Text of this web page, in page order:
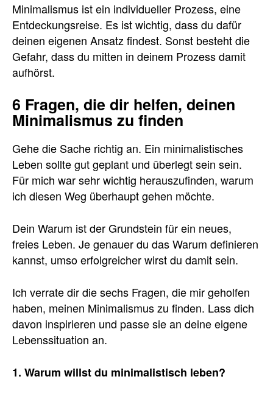
Minimalismus ist ein individueller Prozess, eine
Entdeckungsreise. Es ist wichtig, dass du dafür
deinen eigenen Ansatz findest. Sonst besteht die
Gefahr, dass du mitten in deinem Prozess damit
aufhörst.
6 Fragen, die dir helfen, deinen
Minimalismus zu finden
Gehe die Sache richtig an. Ein minimalistisches
Leben sollte gut geplant und überlegt sein sein.
Für mich war sehr wichtig herauszufinden, warum
ich diesen Weg überhaupt gehen möchte.
Dein Warum ist der Grundstein für ein neues,
freies Leben. Je genauer du das Warum definieren
kannst, umso erfolgreicher wirst du damit sein.
Ich verrate dir die sechs Fragen, die mir geholfen
haben, meinen Minimalismus zu finden. Lass dich
davon inspirieren und passe sie an deine eigene
Lebenssituation an.
1. Warum willst du minimalistisch leben?